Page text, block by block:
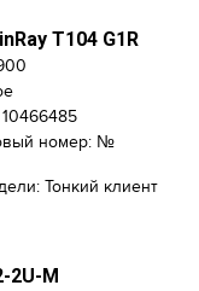
T104 G1R
номер: №
Тонкий клиент
2U-M